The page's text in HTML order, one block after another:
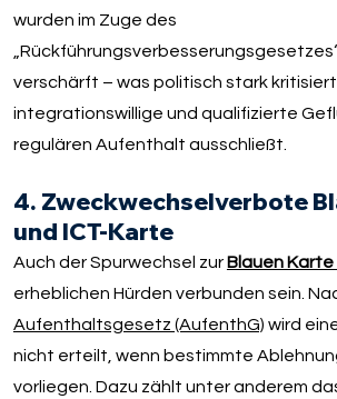
wurden im Zuge des
verschärft – was politisch stark kritisiert
integrationswillige und qualifizierte
regulären Aufenthalt ausschließt.
4. Zweckwechselverbote
und ICT-Karte
Auch der Spurwechsel zur Blauen Karte
erheblichen Hürden verbunden sein.
Aufenthaltsgesetz (AufenthG) wird
nicht erteilt, wenn bestimmte
vorliegen. Dazu zählt unter anderem